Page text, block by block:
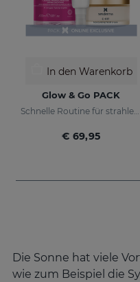
In den Warenkorb
Glow & Go PACK
Schnelle Routine für strahlende und geschützte Haut
€ 69,95
Die Sonne hat viele
wie zum Beispiel die